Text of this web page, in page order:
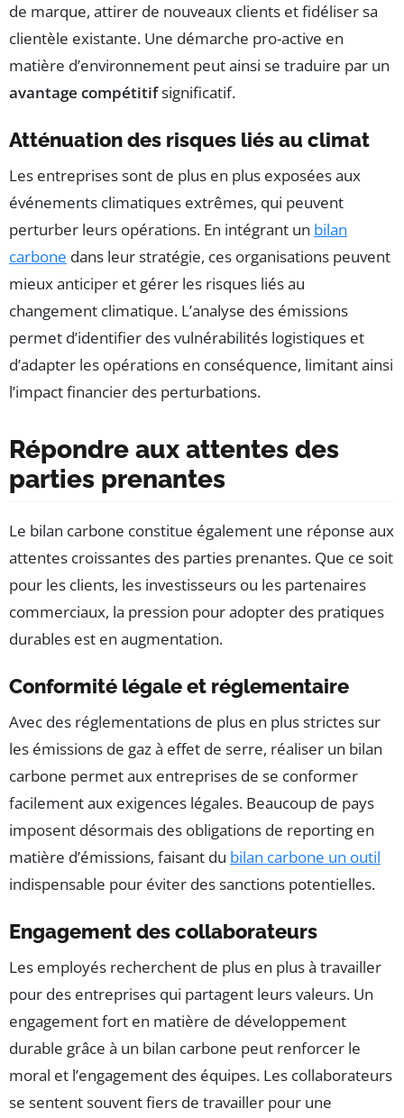
de marque, attirer de nouveaux clients et fidéliser sa
clientèle existante. Une démarche pro-active en
matière d’environnement peut ainsi se traduire par un
avantage compétitifsignificatif.
Atténuation des risques liés au climat
Les entreprises sont de plus en plus exposées aux
événements climatiques extrêmes, qui peuvent
perturber leurs opérations. En intégrant un bilan
carbone dans leur stratégie, ces organisations peuvent
mieux anticiper et gérer les risques liés au
changement climatique. L’analyse des émissions
permet d’identifier des vulnérabilités logistiques et
d’adapter les opérations en conséquence, limitant ainsi
l’impact financier des perturbations.
Répondre aux attentes des
parties prenantes
Le bilan carbone constitue également une réponse aux
attentes croissantes des parties prenantes. Que ce soit
pour les clients, les investisseurs ou les partenaires
commerciaux, la pression pour adopter des pratiques
durables est en augmentation.
Conformité légale et réglementaire
Avec des réglementations de plus en plus strictes sur
les émissions de gaz à effet de serre, réaliser un bilan
carbone permet aux entreprises de se conformer
facilement aux exigences légales. Beaucoup de pays
imposent désormais des obligations de reporting en
matière d’émissions, faisant du bilan carbone un outil
indispensable pour éviter des sanctions potentielles.
Engagement des collaborateurs
Les employés recherchent de plus en plus à travailler
pour des entreprises qui partagent leurs valeurs. Un
engagement fort en matière de développement
durable grâce à un bilan carbone peut renforcer le
moral et l’engagement des équipes. Les collaborateurs
se sentent souvent fiers de travailler pour une